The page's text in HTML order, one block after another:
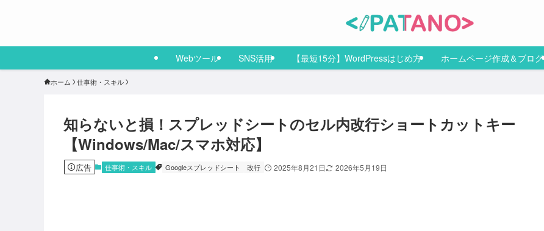
Webツール SNS活用 【最短15分】WordPressはじめ方 ホームページ作成＆ブログ
ホーム 仕事術・スキル
知らないと損！スプレッドシートのセル内改行ショートカットキー
【Windows/Mac/スマホ対応】
広告 仕事術・スキル Googleスプレッドシート 改行 2025年8月21日 2026年5月19日